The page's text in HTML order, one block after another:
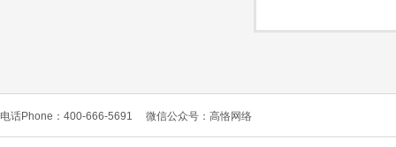
电话Phone：400-666-5691 微信公众号：高恪网络